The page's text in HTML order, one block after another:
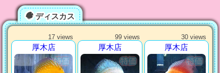
ディスカス
17 views
厚木店
99 views
厚木店
30 views
厚木店